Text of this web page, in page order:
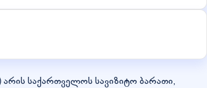
საქართველოს სავიზიტო ბარათი,